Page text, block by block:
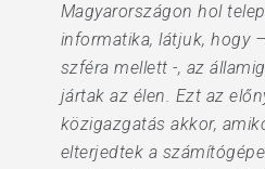
Magyarországon hol
informatika, látjuk, hogy
szféra mellett -, az
jártak az élen. Ezt az
közigazgatás akkor,
elterjedtek a